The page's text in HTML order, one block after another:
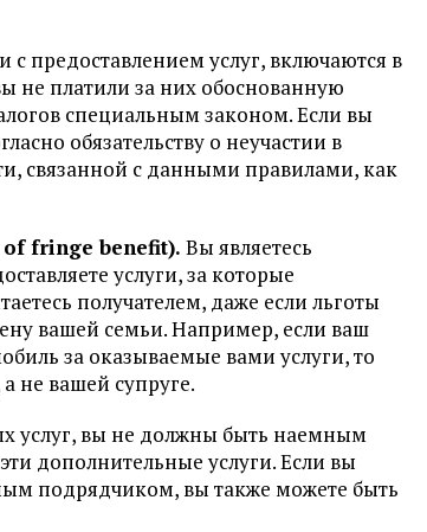
предоставлением услуг, включаются в
не платили за них обоснованную
специальным законом. Если вы
обязательству о неучастии в
связанной с данными правилами, как
of fringe benefit). Вы являетесь
услуги, за которые
получателем, даже если льготы
вашей семьи. Например, если ваш
за оказываемые вами услуги, то
не вашей супруге.
услуг, вы не должны быть наемным
дополнительные услуги. Если вы
подрядчиком, вы также можете быть